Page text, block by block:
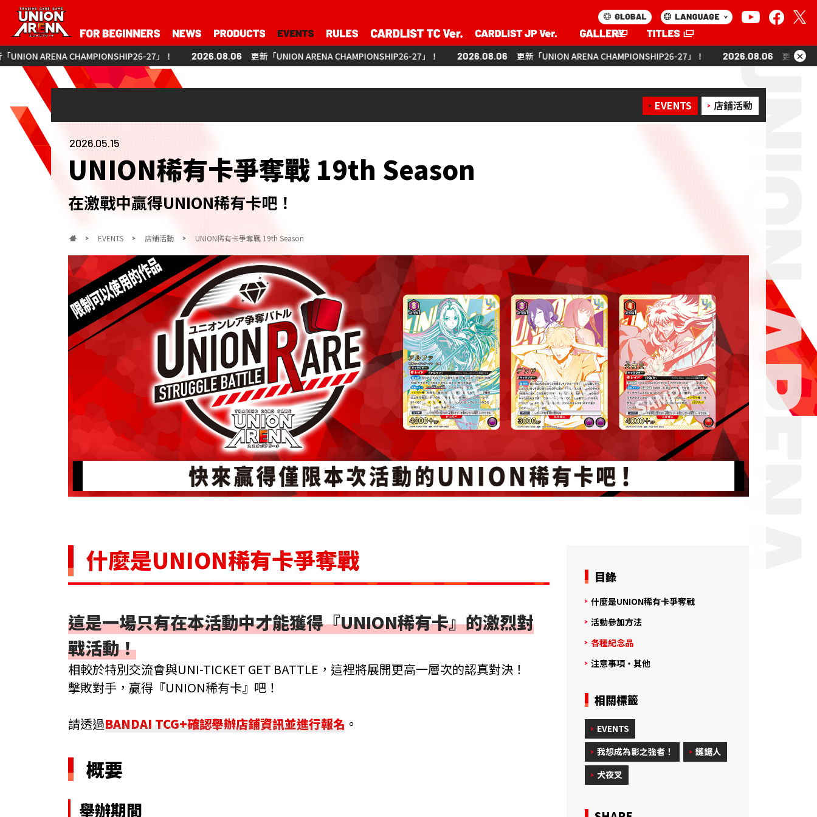
27」！ 2026.08.06 更新「UNION ARENA CHAMPIONSHIP26-27」！ 2026.08.06 更新「UNION ARENA CHAMPIONSHIP26-27」！ 2026.08.06 更新「UNION ARENA ×
EVENTS 店鋪活動
2026.05.15
UNION稀有卡爭奪戰 19th Season
在激戰中贏得UNION稀有卡吧！
EVENTS 店鋪活動 UNION稀有卡爭奪戰 19th Season
什麼是UNION稀有卡爭奪戰
這是一場只有在本活動中才能獲得『UNION稀有卡』的激烈對
戰活動！
相較於特別交流會與UNI-TICKET GET BATTLE，這裡將展開更高一層次的認真對決！
擊敗對手，贏得『UNION稀有卡』吧！
請透過BANDAI TCG+確認舉辦店鋪資訊並進行報名 。
概要
舉辦期間
目錄
什麼是UNION稀有卡爭奪戰
活動參加方法
各種紀念品
注意事項・其他
相關標籤
EVENTS
我想成為影之強者！
鏈鋸人
犬夜叉